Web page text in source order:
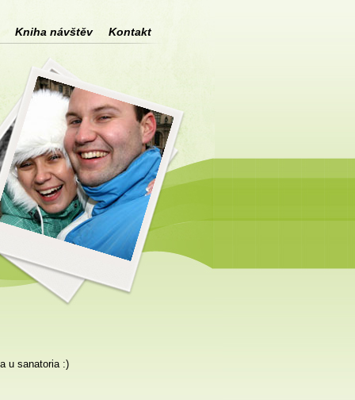
Kniha návštěv Kontakt
u sanatoria :)